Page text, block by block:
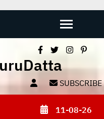
SUBSCRIBE
11-08-26